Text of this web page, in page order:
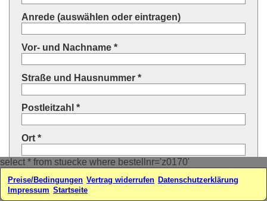
select * from stuecke where bestellnr='z0170'
Anrede (auswählen oder eintragen)
Vor- und Nachname *
Straße und Hausnummer *
Postleitzahl *
Ort *
Land * (auswählen oder eintragen)
Ihre E-Mail-Adresse*
Preise/Bedingungen Vertrag widerrufen Datenschutzerklärung
Impressum Startseite